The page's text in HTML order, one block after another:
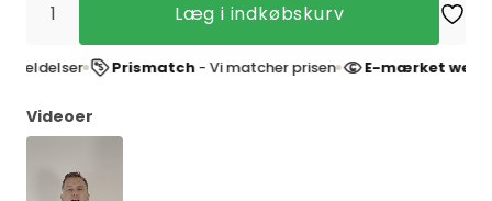
Læg i indkøbskurv
Prismatch- Vi matcher prisen E-mærket webshop
Videoer